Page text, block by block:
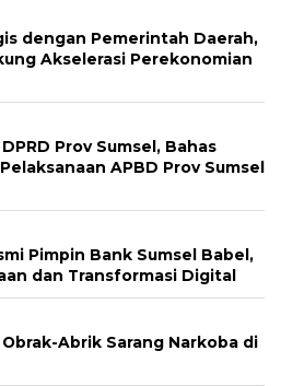
dengan Pemerintah Daerah,
Akselerasi Perekonomian
Prov Sumsel, Bahas
APBD Prov Sumsel
Pimpin Bank Sumsel Babel,
dan Transformasi Digital
Abrik Sarang Narkoba di